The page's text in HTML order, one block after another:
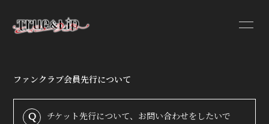
INFORMATION
ファンクラブ会員先行について
Q
チケット先行について、お問い合わせをしたいで